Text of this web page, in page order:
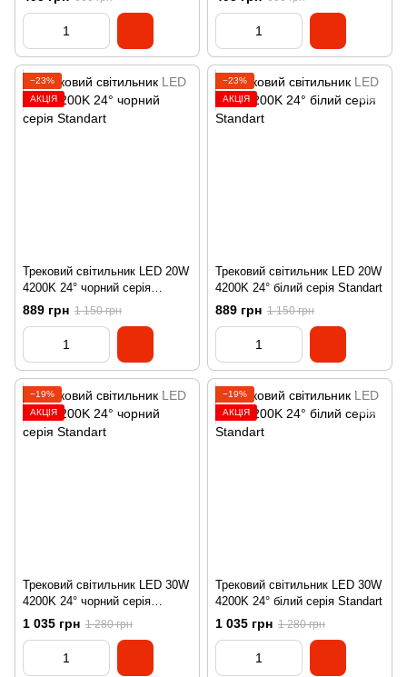
−23%
АКЦІЯ
Трековий світильник LED 20W
4200K 24° чорний серія
Standart
889 грн 1 150 грн
−23%
АКЦІЯ
Трековий світильник LED 20W
4200K 24° білий серія Standart
889 грн 1 150 грн
−19%
АКЦІЯ
Трековий світильник LED 30W
4200K 24° чорний серія
Standart
1 035 грн 1 280 грн
−19%
АКЦІЯ
Трековий світильник LED 30W
4200K 24° білий серія Standart
1 035 грн 1 280 грн